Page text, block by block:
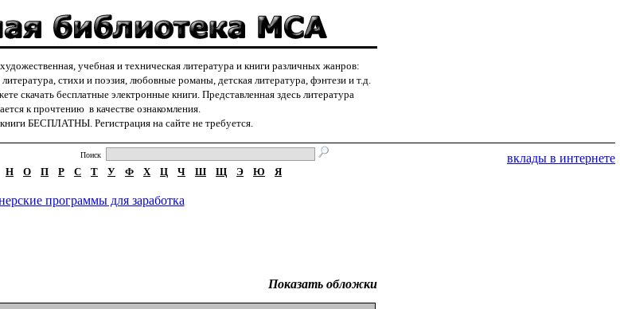
учебная и техническая литература и книги различных жанров:
стихи и поэзия, любовные романы, детская литература, фэнтези и т.д.
скачать бесплатные электронные книги. Представленная здесь литература
к прочтению в качестве ознакомления.
БЕСПЛАТНЫ. Регистрация на сайте не требуется.
Поиск
Н О П Р С Т У Ф Х Ц Ч Ш Щ Э Ю Я
программы для заработка
Показать обложки
вклады в интернете